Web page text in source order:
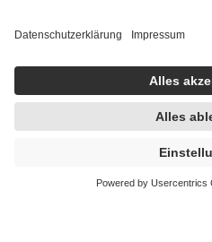
Wir nutzen Trusted Shops als
getroffen, um sicherzustellen, dass
handelt. Mehr Informationen
https://help.etrusted.com/hc/de/